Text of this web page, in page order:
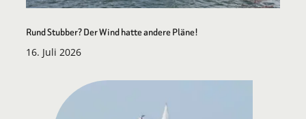
Rund Stubber? Der Wind hatte andere Pläne!
16. Juli 2026